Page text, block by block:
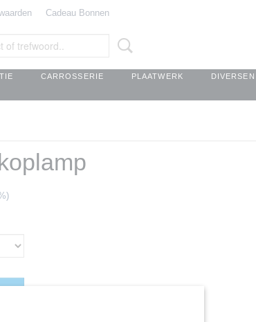
Cadeau Bonnen
CARROSSERIE PLAATWERK DIVERSEN